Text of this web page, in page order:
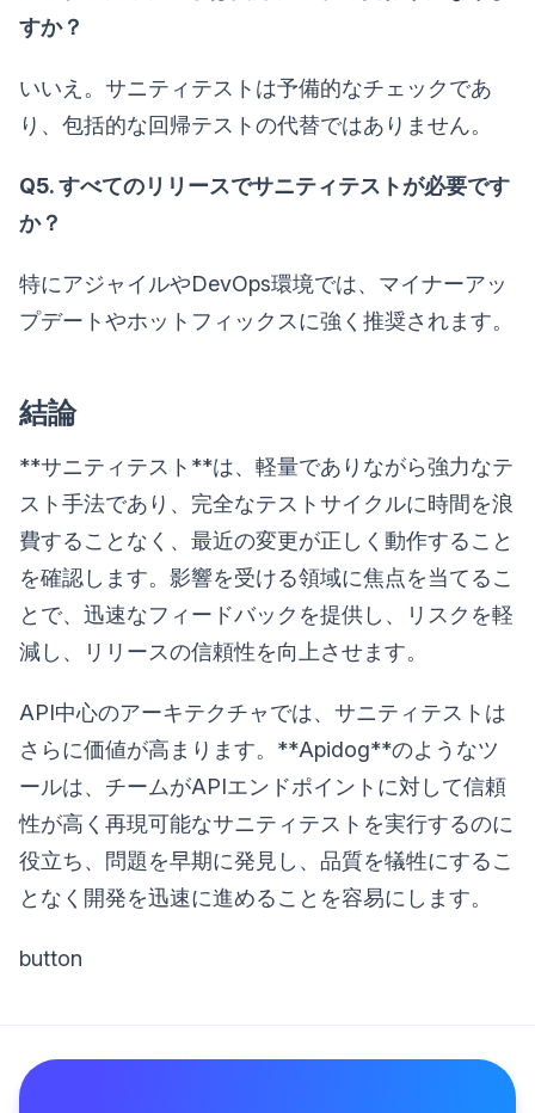
すか？
いいえ。サニティテストは予備的なチェックであ
り、包括的な回帰テストの代替ではありません。
Q5. すべてのリリースでサニティテストが必要です
か？
特にアジャイルやDevOps環境では、マイナーアッ
プデートやホットフィックスに強く推奨されます。
結論
**サニティテスト**は、軽量でありながら強力なテ
スト手法であり、完全なテストサイクルに時間を浪
費することなく、最近の変更が正しく動作すること
を確認します。影響を受ける領域に焦点を当てるこ
とで、迅速なフィードバックを提供し、リスクを軽
減し、リリースの信頼性を向上させます。
API中心のアーキテクチャでは、サニティテストは
さらに価値が高まります。**Apidog**のようなツ
ールは、チームがAPIエンドポイントに対して信頼
性が高く再現可能なサニティテストを実行するのに
役立ち、問題を早期に発見し、品質を犠牲にするこ
となく開発を迅速に進めることを容易にします。
button